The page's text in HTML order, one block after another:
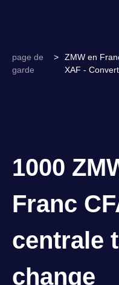
page de
garde
>
ZMW en
XAF -
1000
Franc
centrale
change